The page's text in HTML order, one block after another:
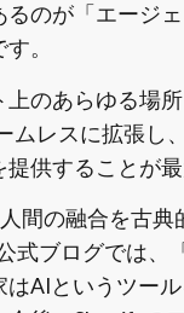
のが「エージ
。
のあらゆる場
ムレスに拡張し
供することが
間の融合を古典
式ブログでは
AIというツー